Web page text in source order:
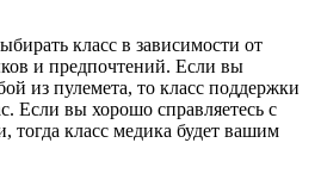
класс в зависимости от
и предпочтений. Если вы
из пулемета, то класс поддержки
Если вы хорошо справляетесь с
класс медика будет вашим